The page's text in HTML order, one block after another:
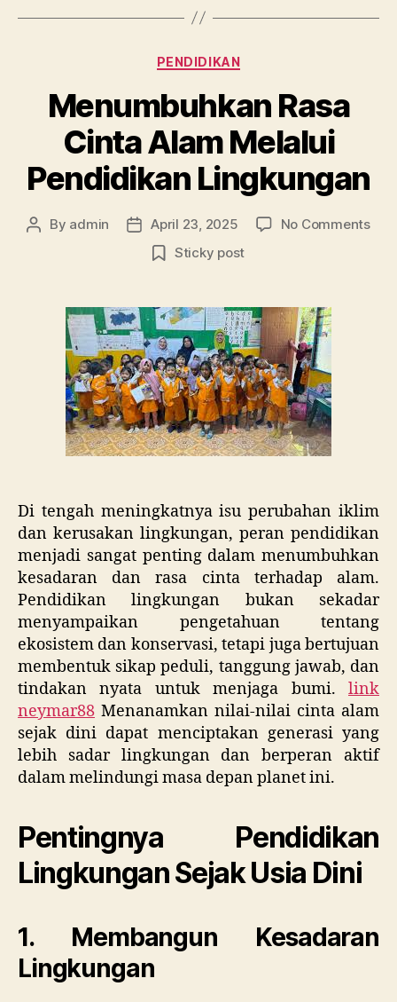
Categories
PENDIDIKAN
Menumbuhkan Rasa
Cinta Alam Melalui
Pendidikan Lingkungan
Post
By admin
Post
date
April 23, 2025 No Commentson
Sticky post
Di tengah meningkatnya isu perubahan iklim
dan kerusakan lingkungan, peran pendidikan
menjadi sangat penting dalam menumbuhkan
kesadaran dan rasa cinta terhadap alam.
Pendidikan lingkungan bukan sekadar
menyampaikan pengetahuan tentang
ekosistem dan konservasi, tetapi juga bertujuan
membentuk sikap peduli, tanggung jawab, dan
tindakan nyata untuk menjaga bumi. link
neymar88 Menanamkan nilai-nilai cinta alam
sejak dini dapat menciptakan generasi yang
lebih sadar lingkungan dan berperan aktif
dalam melindungi masa depan planet ini.
Pentingnya Pendidikan
Lingkungan Sejak Usia Dini
1. Membangun Kesadaran
Lingkungan